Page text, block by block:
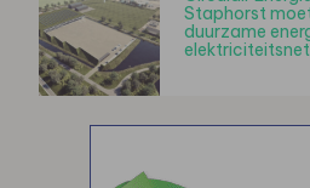
Staphorst
duurzame